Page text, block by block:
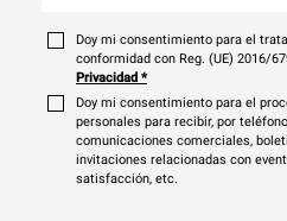
Doy mi consentimiento para el
conformidad con Reg. (UE) 2016/
Privacidad *
Doy mi consentimiento para el
personales para recibir, por
comunicaciones comerciales,
invitaciones relacionadas con
satisfacción, etc.